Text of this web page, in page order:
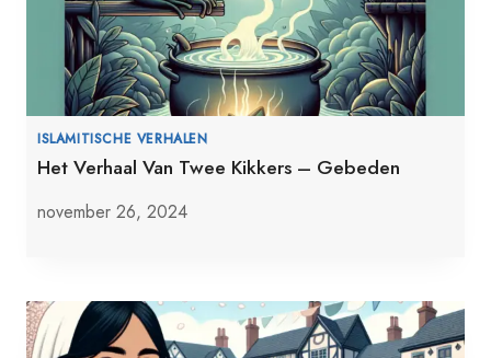
ISLAMITISCHE VERHALEN
Het Verhaal Van Twee Kikkers – Gebeden
november 26, 2024